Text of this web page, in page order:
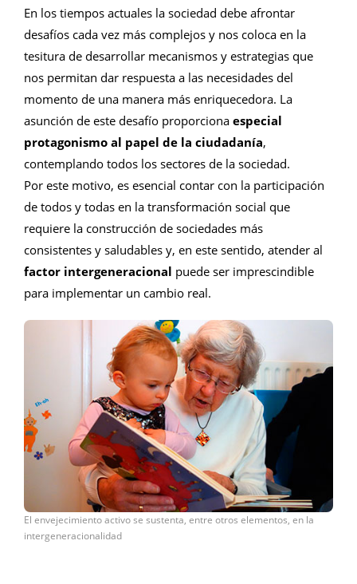
En los tiempos actuales la sociedad debe afrontar
desafíos cada vez más complejos y nos coloca en la
tesitura de desarrollar mecanismos y estrategias que
nos permitan dar respuesta a las necesidades del
momento de una manera más enriquecedora. La
asunción de este desafío proporciona especial
protagonismo al papel de la ciudadanía,
contemplando todos los sectores de la sociedad.
Por este motivo, es esencial contar con la participación
de todos y todas en la transformación social que
requiere la construcción de sociedades más
consistentes y saludables y, en este sentido, atender al
factor intergeneracional puede ser imprescindible
para implementar un cambio real.
El envejecimiento activo se sustenta, entre otros elementos, en la
intergeneracionalidad